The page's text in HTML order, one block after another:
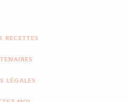
RECETTES
LÉGALES